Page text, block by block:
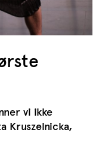
vi ikke
Kruszelnicka,